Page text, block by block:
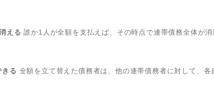
える 誰か1人が全額を支払えば、その時点で連帯債務全体が
る 全額を立て替えた債務者は、他の連帯債務者に対して、